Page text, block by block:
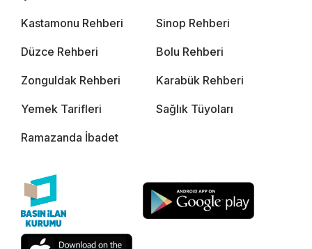
Kastamonu Rehberi Sinop Rehberi
Düzce Rehberi Bolu Rehberi
Zonguldak Rehberi Karabük Rehberi
Yemek Tarifleri Sağlık Tüyoları
Ramazanda İbadet